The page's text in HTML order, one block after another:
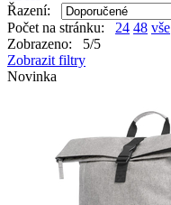
Řazení:
Počet na stránku: 24 48 vše
Zobrazeno: 5/5
Zobrazit filtry
Novinka